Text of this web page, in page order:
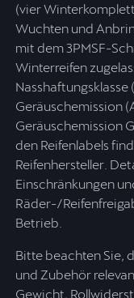
(vier
Wuchten und
mit dem 3PMSF-
Winterreifen
Nasshaftungsklasse
Geräuschemission
Geräuschemission
den Reifenlabels
Reifenhersteller.
Einschränkungen
Räder-/
Betrieb.
Bitte beachten Sie,
und Zubehör
Gewicht,